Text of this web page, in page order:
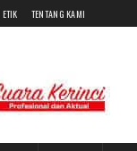
ETIK TENTANG KAMI